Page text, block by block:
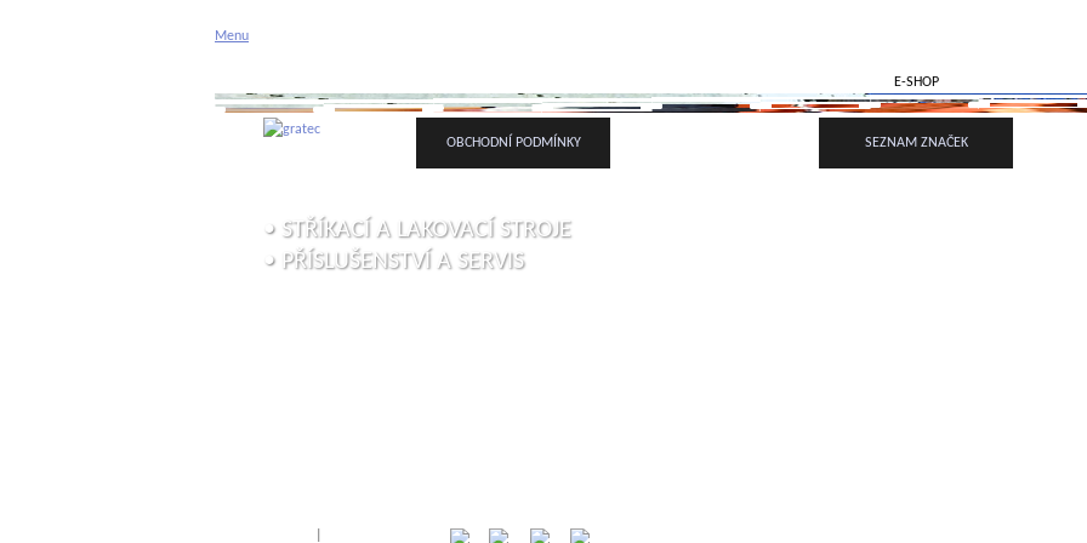
Menu
OBCHODNÍ PODMÍNKY
E-SHOP
SEZNAM ZNAČEK
• STŘÍKACÍ A LAKOVACÍ STROJE
• PŘÍSLUŠENSTVÍ A SERVIS